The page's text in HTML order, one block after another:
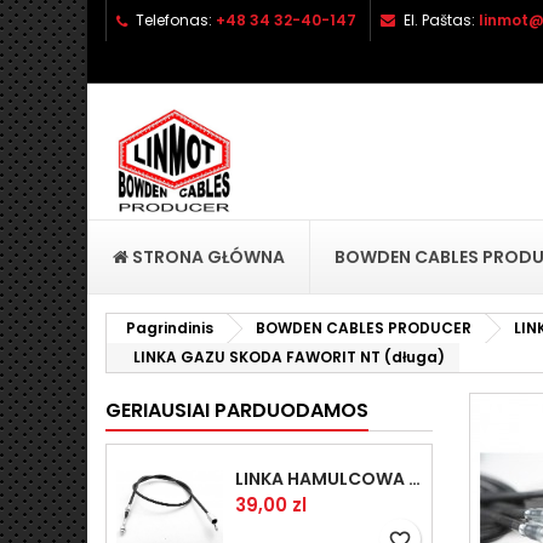
Telefonas: +48 34 32-40-147 El. Paštas:
STRONA GŁÓWNA BOWDEN CABLES
Pagrindinis BOWDEN CABLES PRODUCER
LINKA GAZU SKODA FAWORIT NT (długa)
GERIAUSIAI PARDUODAMOS
LINKA HAMULCOWA PRZYCZEPY KNOTT 1440/1230 33921-1.14
Kaina
39,00 zl